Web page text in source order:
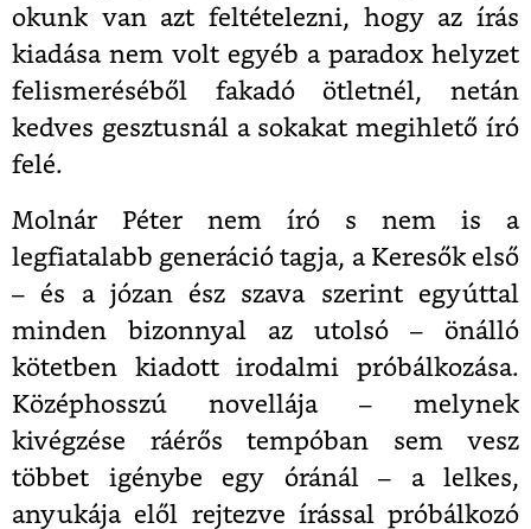
okunk van azt feltételezni, hogy az írás
kiadása nem volt egyéb a paradox helyzet
felismeréséből fakadó ötletnél, netán
kedves gesztusnál a sokakat megihlető író
felé.
Molnár Péter nem író s nem is a
legfiatalabb generáció tagja, a Keresők első
– és a józan ész szava szerint egyúttal
minden bizonnyal az utolsó – önálló
kötetben kiadott irodalmi próbálkozása.
Középhosszú novellája – melynek
kivégzése ráérős tempóban sem vesz
többet igénybe egy óránál – a lelkes,
anyukája elől rejtezve írással próbálkozó